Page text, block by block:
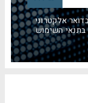
אלקטרוני